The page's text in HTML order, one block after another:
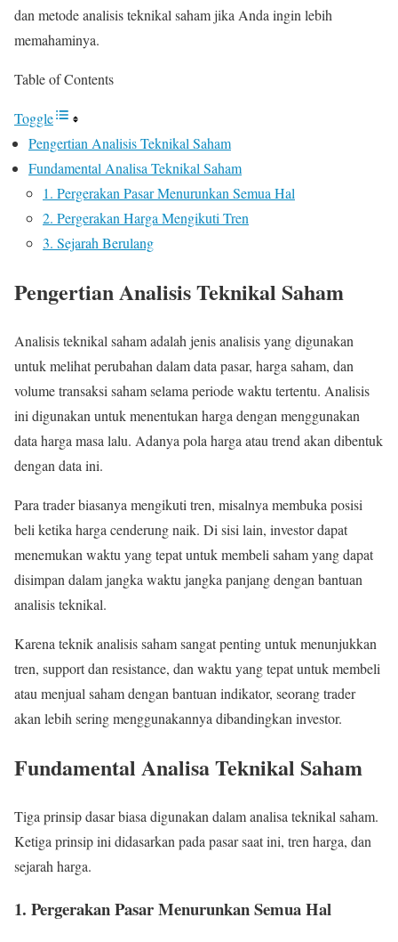
dan metode analisis teknikal saham jika Anda ingin lebih
memahaminya.
Table of Contents
Toggle
Pengertian Analisis Teknikal Saham
Fundamental Analisa Teknikal Saham
1. Pergerakan Pasar Menurunkan Semua Hal
2. Pergerakan Harga Mengikuti Tren
3. Sejarah Berulang
Pengertian Analisis Teknikal Saham
Analisis teknikal saham adalah jenis analisis yang digunakan
untuk melihat perubahan dalam data pasar, harga saham, dan
volume transaksi saham selama periode waktu tertentu. Analisis
ini digunakan untuk menentukan harga dengan menggunakan
data harga masa lalu. Adanya pola harga atau trend akan dibentuk
dengan data ini.
Para trader biasanya mengikuti tren, misalnya membuka posisi
beli ketika harga cenderung naik. Di sisi lain, investor dapat
menemukan waktu yang tepat untuk membeli saham yang dapat
disimpan dalam jangka waktu jangka panjang dengan bantuan
analisis teknikal.
Karena teknik analisis saham sangat penting untuk menunjukkan
tren, support dan resistance, dan waktu yang tepat untuk membeli
atau menjual saham dengan bantuan indikator, seorang trader
akan lebih sering menggunakannya dibandingkan investor.
Fundamental Analisa Teknikal Saham
Tiga prinsip dasar biasa digunakan dalam analisa teknikal saham.
Ketiga prinsip ini didasarkan pada pasar saat ini, tren harga, dan
sejarah harga.
1. Pergerakan Pasar Menurunkan Semua Hal